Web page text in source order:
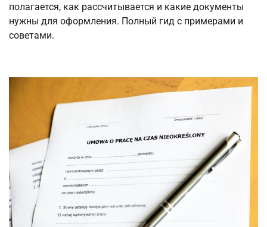
полагается, как рассчитывается и какие документы
нужны для оформления. Полный гид с примерами и
советами.